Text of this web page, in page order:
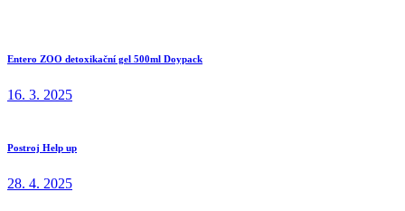
Entero ZOO detoxikační gel 500ml Doypack
16. 3. 2025
Postroj Help up
28. 4. 2025